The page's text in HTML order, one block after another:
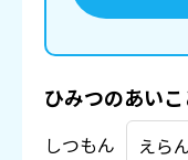
ひみつのあい
しつもん